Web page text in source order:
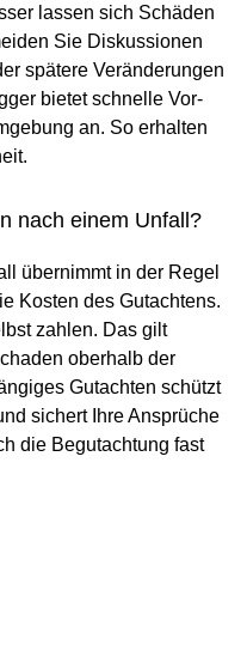
lassen sich Schäden
Sie Diskussionen
spätere Veränderungen
bietet schnelle Vor-
an. So erhalten
nach einem Unfall?
übernimmt in der Regel
Kosten des Gutachtens.
zahlen. Das gilt
oberhalb der
Gutachten schützt
sichert Ihre Ansprüche
die Begutachtung fast